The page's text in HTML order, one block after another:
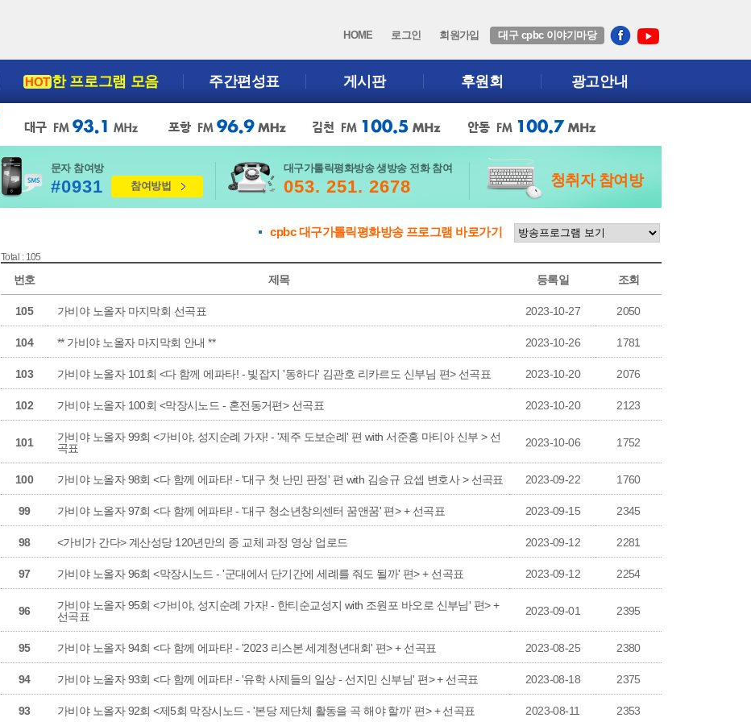
HOME 로그인 회원가입 대구 cpbc 이야기마당
HOT한 프로그램 모음 주간편성표 게시판 후원회 광고안내
문자 참여방
#0931 참여방법
대구가톨릭평화방송 생방송 전화 참여
053. 251. 2678 청취자 참여방
cpbc 대구가톨릭평화방송 프로그램 바로가기
Total : 105
번호 제목 등록일 조회
105 가비야 노올자 마지막회 선곡표 2023-10-27 2050
104 ** 가비야 노올자 마지막회 안내 ** 2023-10-26 1781
103 가비야 노올자 101회 <다 함께 에파타! - 빛잡지 '동하다' 김관호 리카르도 신부님 편> 선곡표 2023-10-20 2076
102 가비야 노올자 100회 <막장시노드 - 혼전동거편> 선곡표 2023-10-20 2123
101
가비야 노올자 99회 <가비야, 성지순례 가자! - '제주 도보순례' 편 with 서준홍 마티아 신부 > 선
곡표
2023-10-06 1752
100 가비야 노올자 98회 <다 함께 에파타! - '대구 첫 난민 판정' 편 with 김승규 요셉 변호사 > 선곡표 2023-09-22 1760
99 가비야 노올자 97회 <다 함께 에파타! - '대구 청소년창의센터 꿈앤꿈' 편> + 선곡표 2023-09-15 2345
98 <가비가 간다> 계산성당 120년만의 종 교체 과정 영상 업로드 2023-09-12 2281
97 가비야 노올자 96회 <막장시노드 - '군대에서 단기간에 세례를 줘도 될까' 편> + 선곡표 2023-09-12 2254
96
가비야 노올자 95회 <가비야, 성지순례 가자! - 한티순교성지 with 조원포 바오로 신부님' 편> +
선곡표
2023-09-01 2395
95 가비야 노올자 94회 <다 함께 에파타! - '2023 리스본 세계청년대회' 편> + 선곡표 2023-08-25 2380
94 가비야 노올자 93회 <다 함께 에파타! - '유학 사제들의 일상 - 선지민 신부님' 편> + 선곡표 2023-08-18 2375
93 가비야 노올자 92회 <제5회 막장시노드 - '본당 제단체 활동을 곡 해야 할까' 편> + 선곡표 2023-08-11 2353